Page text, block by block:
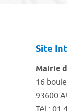
Site
Mairie
16
93600